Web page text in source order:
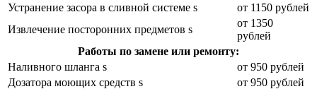
Устранение засора в сливной системе s
от 1150 рублей
Извлечение посторонних предметов s
от 1350
рублей
Работы по замене или ремонту:
Наливного шланга s
от 950 рублей
Дозатора моющих средств s
от 950 рублей